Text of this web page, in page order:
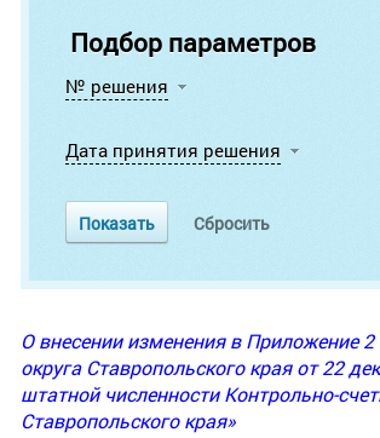
Подбор параметров
№ решения
Дата принятия решения
О внесении изменения в Приложение
округа Ставропольского края от 22
штатной численности Контрольно-
Ставропольского края»